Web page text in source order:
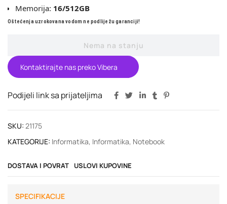
Memorija: 16/512GB
Oštećenja uzrokovana vodom ne podliježu garanciji!
Nema na stanju
Kontaktirajte nas preko Vibera
Podijeli link sa prijateljima
SKU: 21175
KATEGORIJE: Informatika, Informatika, Notebook
DOSTAVA I POVRAT USLOVI KUPOVINE
SPECIFIKACIJE